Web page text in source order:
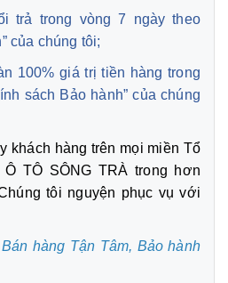
trả trong vòng 7 ngày theo
của chúng tôi;
100% giá trị tiền hàng trong
sách Bảo hành” của chúng
khách hàng trên mọi miền Tổ
TÔ SÔNG TRÀ trong hơn
tôi nguyện phục vụ với
hàng Tận Tâm, Bảo hành